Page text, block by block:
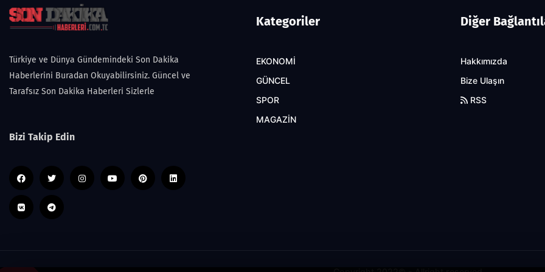
Türkiye ve Dünya Gündemindeki Son Dakika
Haberlerini Buradan Okuyabilirsiniz. Güncel ve
Tarafsız Son Dakika Haberleri Sizlerle
Bizi Takip Edin
Kategoriler
EKONOMİ
GÜNCEL
SPOR
MAGAZİN
Diğer
Hakkımızda
Bize Ulaşın
RSS